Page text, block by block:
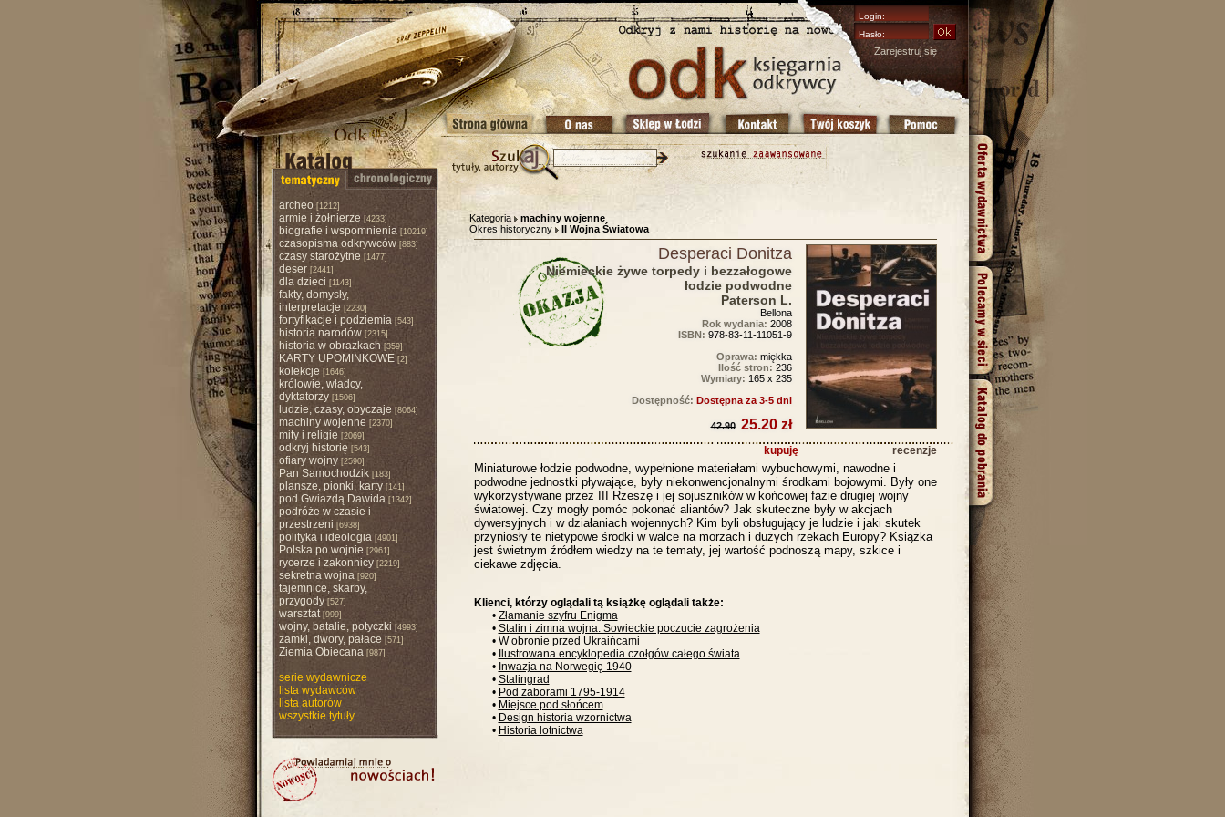
Zarejestruj się
archeo [1212]
armie i żołnierze [4233]
biografie i wspomnienia[10219]
czasopisma odkrywców[883]
czasy starożytne [1477]
deser[2441]
dla dzieci [1143]
fakty, domysły,
interpretacje [2230]
fortyfikacje i podziemia[543]
historia narodów[2315]
historia w obrazkach [359]
KARTY UPOMINKOWE[2]
kolekcje [1646]
królowie, władcy,
dyktatorzy[1506]
ludzie, czasy, obyczaje [8064]
machiny wojenne [2370]
mity i religie [2069]
odkryj historię[543]
ofiary wojny[2590]
Pan Samochodzik[183]
plansze, pionki, karty[141]
pod Gwiazdą Dawida[1342]
podróże w czasie i
przestrzeni [6938]
polityka i ideologia[4901]
Polska po wojnie [2961]
rycerze i zakonnicy[2219]
sekretna wojna[920]
tajemnice, skarby,
przygody[527]
warsztat[999]
wojny, batalie, potyczki [4993]
zamki, dwory, pałace [571]
Ziemia Obiecana[987]
serie wydawnicze
lista wydawców
lista autorów
wszystkie tytuły
Kategoria
machiny wojenne
Okres historyczny
II Wojna Światowa
Desperaci Donitza
Niemieckie żywe torpedy i bezzałogowe
łodzie podwodne
Paterson L.
Bellona
Rok wydania: 2008
ISBN: 978-83-11-11051-9
Oprawa: miękka
Ilość stron: 236
Wymiary: 165 x 235
Dostępność: Dostępna za 3-5 dni
42.90 25.20 zł
kupuję recenzje
Miniaturowe łodzie podwodne, wypełnione materiałami wybuchowymi, nawodne i
podwodne jednostki pływające, były niekonwencjonalnymi środkami bojowymi. Były one
wykorzystywane przez III Rzeszę i jej sojuszników w końcowej fazie drugiej wojny
światowej. Czy mogły pomóc pokonać aliantów? Jak skuteczne były w akcjach
dywersyjnych i w działaniach wojennych? Kim byli obsługujący je ludzie i jaki skutek
przyniosły te nietypowe środki w walce na morzach i dużych rzekach Europy? Książka
jest świetnym źródłem wiedzy na te tematy, jej wartość podnoszą mapy, szkice i
ciekawe zdjęcia.
Klienci, którzy oglądali tą książkę oglądali także:
• Złamanie szyfru Enigma
• Stalin i zimna wojna. Sowieckie poczucie zagrożenia
• W obronie przed Ukraińcami
•
Ilustrowana encyklopedia czołgów całego świata
• Inwazja na Norwegię 1940
• Stalingrad
• Pod zaborami 1795-1914
• Miejsce pod słońcem
• Design historia wzornictwa
• Historia lotnictwa